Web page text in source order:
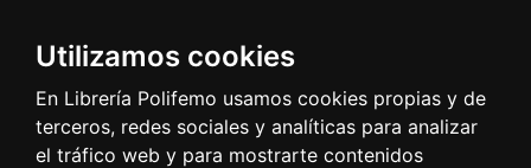
Utilizamos cookies
En Librería Polifemo usamos cookies propias y de
terceros, redes sociales y analíticas para analizar
el tráfico web y para mostrarte contenidos